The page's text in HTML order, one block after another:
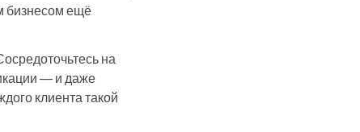
бизнесом ещё
на
— и даже
клиента такой